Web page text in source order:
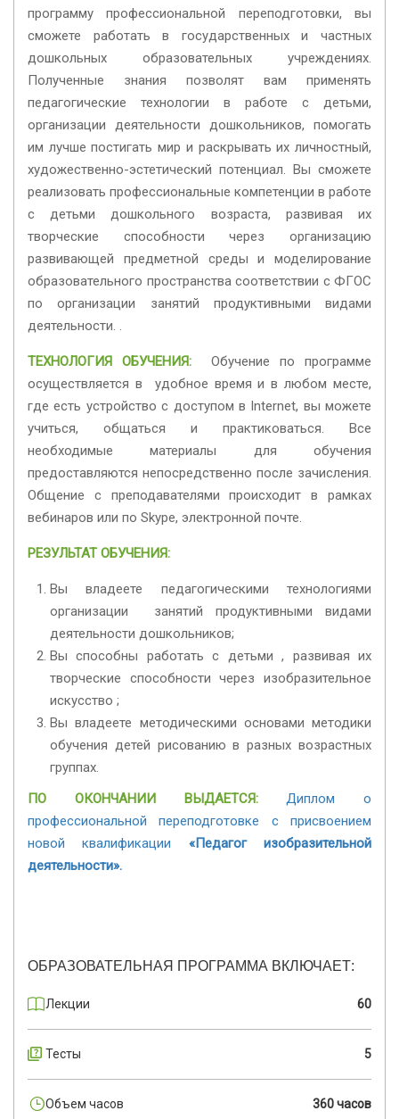
программу профессиональной переподготовки, вы
сможете работать в государственных и частных
дошкольных образовательных учреждениях.
Полученные знания позволят вам применять
педагогические технологии в работе с детьми,
организации деятельности дошкольников, помогать
им лучше постигать мир и раскрывать их личностный,
художественно-эстетический потенциал. Вы сможете
реализовать профессиональные компетенции в работе
с детьми дошкольного возраста, развивая их
творческие способности через организацию
развивающей предметной среды и моделирование
образовательного пространства соответствии с ФГОС
по организации занятий продуктивными видами
деятельности. .
ТЕХНОЛОГИЯ ОБУЧЕНИЯ: Обучение по программе
осуществляется в удобное время и в любом месте,
где есть устройство с доступом в Internet, вы можете
учиться, общаться и практиковаться. Все
необходимые материалы для обучения
предоставляются непосредственно после зачисления.
Общение с преподавателями происходит в рамках
вебинаров или по Skype, электронной почте.
РЕЗУЛЬТАТ ОБУЧЕНИЯ:
Вы владеете педагогическими технологиями
организации занятий продуктивными видами
деятельности дошкольников;
Вы способны работать с детьми , развивая их
творческие способности через изобразительное
искусство ;
Вы владеете методическими основами методики
обучения детей рисованию в разных возрастных
группах.
ПО ОКОНЧАНИИ ВЫДАЕТСЯ:Диплом о
профессиональной переподготовке с присвоением
новой квалификации «Педагог изобразительной
деятельности».
ОБРАЗОВАТЕЛЬНАЯ ПРОГРАММА ВКЛЮЧАЕТ:
Лекции 60
Тесты 5
Объем часов 360 часов